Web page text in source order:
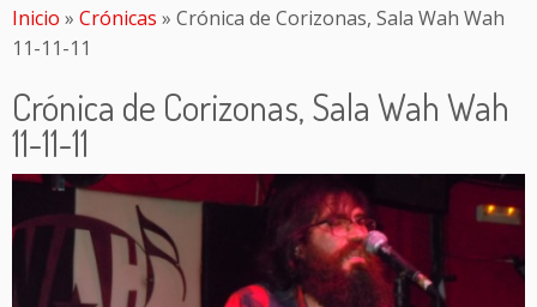
Inicio » Crónicas » Crónica de Corizonas, Sala Wah Wah
11-11-11
Crónica de Corizonas, Sala Wah Wah
11-11-11